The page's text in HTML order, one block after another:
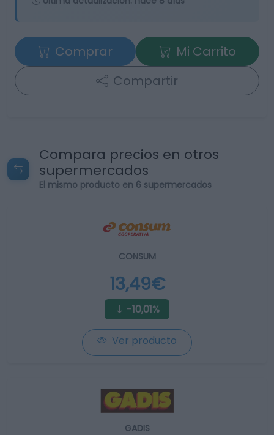
Comprar
Mi Carrito
Compartir
Compara precios en otros
supermercados
El mismo producto en 6 supermercados
CONSUM
13,49€
-10,01%
Ver producto
GADIS